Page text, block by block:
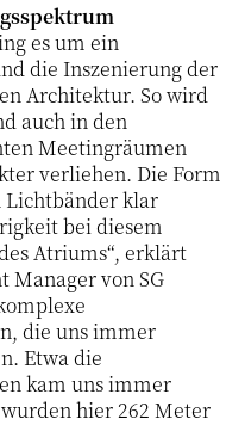
es um ein
die Inszenierung der
Architektur. So wird
auch in den
Meetingräumen
verliehen. Die Form
Lichtbänder klar
bei diesem
Atriums“, erklärt
Manager von SG
die uns immer
Etwa die
kam uns immer
hier 262 Meter